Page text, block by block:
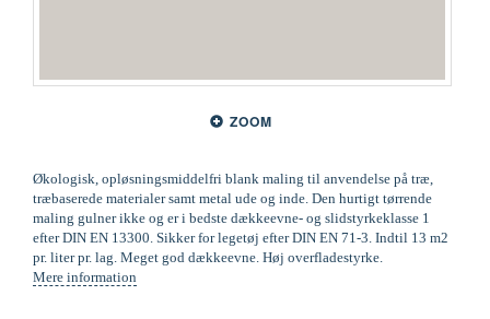
ZOOM
Økologisk, opløsningsmiddelfri blank maling til anvendelse på træ,
træbaserede materialer samt metal ude og inde. Den hurtigt tørrende
maling gulner ikke og er i bedste dækkeevne- og slidstyrkeklasse 1
efter DIN EN 13300. Sikker for legetøj efter DIN EN 71-3. Indtil 13 m2
pr. liter pr. lag. Meget god dækkeevne. Høj overfladestyrke.
Mere information